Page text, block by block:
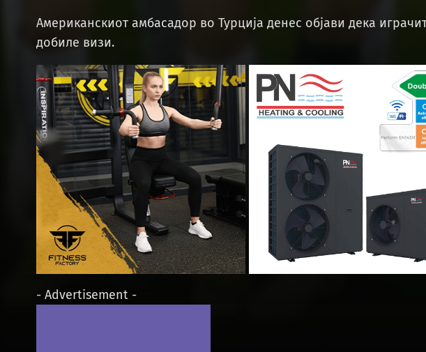
Американскиот амбасадор во Турција денес објави дека
добиле визи.
- Advertisement -